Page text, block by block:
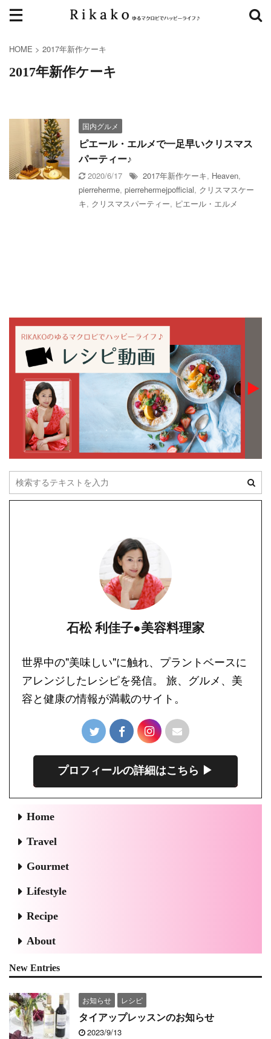
HOME > 2017年新作ケーキ
2017年新作ケーキ
国内グルメ
ピエール・エルメで一足早いクリスマス
パーティー♪
2020/6/17 2017年新作ケーキ, Heaven,
pierreherme, pierrehermejpofficial, クリスマスケー
キ, クリスマスパーティー, ピエール・エルメ
石松 利佳子●美容料理家
世界中の"美味しい"に触れ、プラントベースに
アレンジしたレシピを発信。 旅、グルメ、美
容と健康の情報が満載のサイト。
プロフィールの詳細はこちら ▶︎
Home
Travel
Gourmet
Lifestyle
Recipe
About
New Entries
お知らせ
レシピ
タイアップレッスンのお知らせ
2023/9/13